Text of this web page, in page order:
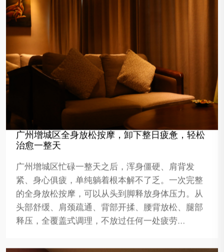
广州增城区全身放松按摩，卸下整日疲惫，轻松
治愈一整天
广州增城区忙碌一整天之后，浑身僵硬、肩背发
紧、身心俱疲，单纯躺着根本解不了乏。一次完整
的全身放松按摩，可以从头到脚释放身体压力。从
头部舒缓、肩颈疏通、背部开揉、腰背放松、腿部
释压，全覆盖式调理，不放过任何一处疲劳…